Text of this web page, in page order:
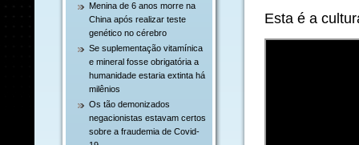
Menina de 6 anos morre na
China após realizar teste
genético no cérebro
Se suplementação vitamínica
e mineral fosse obrigatória a
humanidade estaria extinta há
milênios
Os tão demonizados
negacionistas estavam certos
sobre a fraudemia de Covid-
Esta é a